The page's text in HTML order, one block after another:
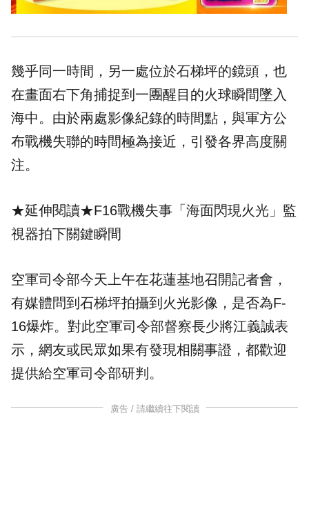
幾乎同一時間，另一處位於石梯坪的鏡頭，也
在畫面右下角捕捉到一團醒目的火球瞬間墜入
海中。由於兩處影像紀錄的時間點，與軍方公
布戰機失聯的時間極為接近，引發各界高度關
注。
★延伸閱讀★F16戰機失事「海面閃現火光」監
視器拍下關鍵瞬間
空軍司令部今天上午在花蓮基地召開記者會，
有媒體問到石梯坪拍攝到火光影像，是否為F-
16爆炸。對此空軍司令部督察長少將江義誠表
示，網友或民眾如果有發現相關事證，都歡迎
提供給空軍司令部研判。
廣告 / 請繼續往下閱讀